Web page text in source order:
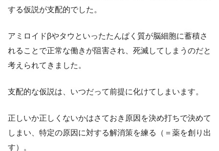
する仮説が支配的でした。
アミロイドβやタウといったたんぱく質が脳細胞に蓄積さ
れることで正常な働きが阻害され、死滅してしまうのだと
考えられてきました。
支配的な仮説は、いつだって前提に化けてしまいます。
正しいか正しくないかはさておき原因を決め打ちで決めて
しまい、特定の原因に対する解消策を練る（＝薬を創り出
す）。